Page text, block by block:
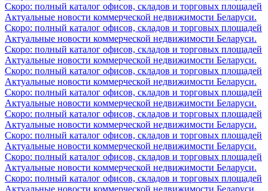
Скоро: полный каталог офисов, складов и торговых площадей
Актуальные новости коммерческой недвижимости Беларуси.
Скоро: полный каталог офисов, складов и торговых площадей
Актуальные новости коммерческой недвижимости Беларуси.
Скоро: полный каталог офисов, складов и торговых площадей
Актуальные новости коммерческой недвижимости Беларуси.
Скоро: полный каталог офисов, складов и торговых площадей
Актуальные новости коммерческой недвижимости Беларуси.
Скоро: полный каталог офисов, складов и торговых площадей
Актуальные новости коммерческой недвижимости Беларуси.
Скоро: полный каталог офисов, складов и торговых площадей
Актуальные новости коммерческой недвижимости Беларуси.
Скоро: полный каталог офисов, складов и торговых площадей
Актуальные новости коммерческой недвижимости Беларуси.
Скоро: полный каталог офисов, складов и торговых площадей
Актуальные новости коммерческой недвижимости Беларуси.
Скоро: полный каталог офисов, складов и торговых площадей
Актуальные новости коммерческой недвижимости Беларуси.